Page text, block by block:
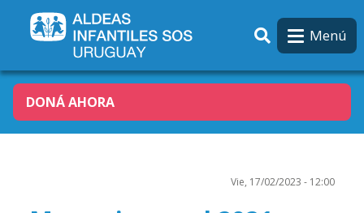
Menú
DONÁ AHORA
Vie, 17/02/2023 - 12:00